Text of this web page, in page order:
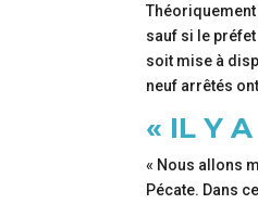
sauf si le
soit mise à
neuf arrêtés
« IL Y
« Nous allons
Pécate. Dans